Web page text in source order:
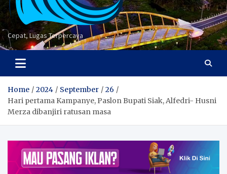
Cepat, Lugas Terpercaya
Home 2024 September
26
Hari pertama Kampanye, Paslon Bupati Siak, Alfedri- Husni
Merza dibanjiri ratusan masa